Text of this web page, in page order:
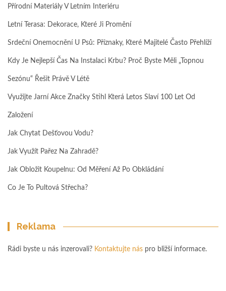
Přírodní Materiály V Letním Interiéru
Letní Terasa: Dekorace, Které Ji Promění
Srdeční Onemocnění U Psů: Příznaky, Které Majitelé Často Přehlíží
Kdy Je Nejlepší Čas Na Instalaci Krbu? Proč Byste Měli „topnou
Sezónu“ Řešit Právě V Létě
Využijte Jarní Akce Značky Stihl Která Letos Slaví 100 Let Od
Založení
Jak Chytat Dešťovou Vodu?
Jak Využít Pařez Na Zahradě?
Jak Obložit Koupelnu: Od Měření Až Po Obkládání
Co Je To Pultová Střecha?
Reklama
Rádi byste u nás inzerovali? Kontaktujte nás pro bližší informace.